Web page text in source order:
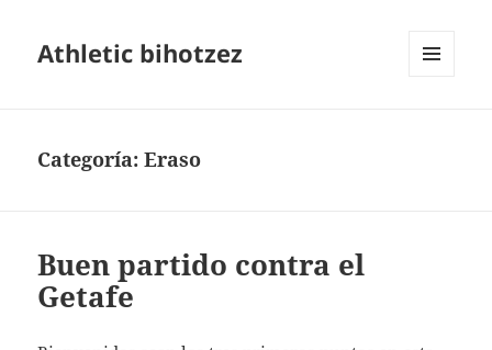
Athletic bihotzez
Categoría:Eraso
Buen partido contra el
Getafe